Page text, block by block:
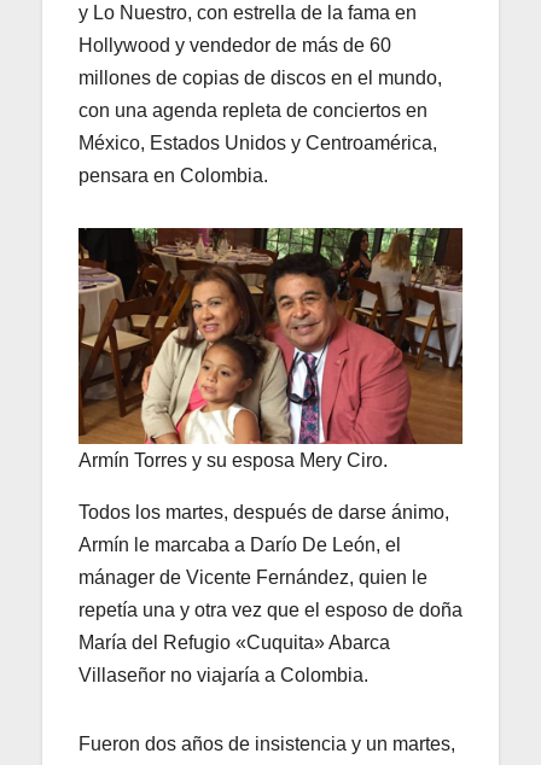
y Lo Nuestro, con estrella de la fama en
Hollywood y vendedor de más de 60
millones de copias de discos en el mundo,
con una agenda repleta de conciertos en
México, Estados Unidos y Centroamérica,
pensara en Colombia.
Armín Torres y su esposa Mery Ciro.
Todos los martes, después de darse ánimo,
Armín le marcaba a Darío De León, el
mánager de Vicente Fernández, quien le
repetía una y otra vez que el esposo de doña
María del Refugio «Cuquita» Abarca
Villaseñor no viajaría a Colombia.
Fueron dos años de insistencia y un martes,